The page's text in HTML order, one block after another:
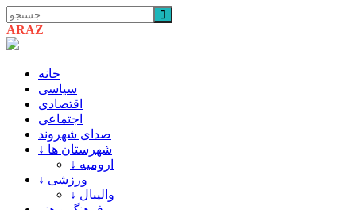
ARAZ
خانه
سیاسی
اقتصادی
اجتماعی
صدای شهروند
↓ شهرستان ها
↓ ارومیه
↓ ورزشی
↓ والیبال